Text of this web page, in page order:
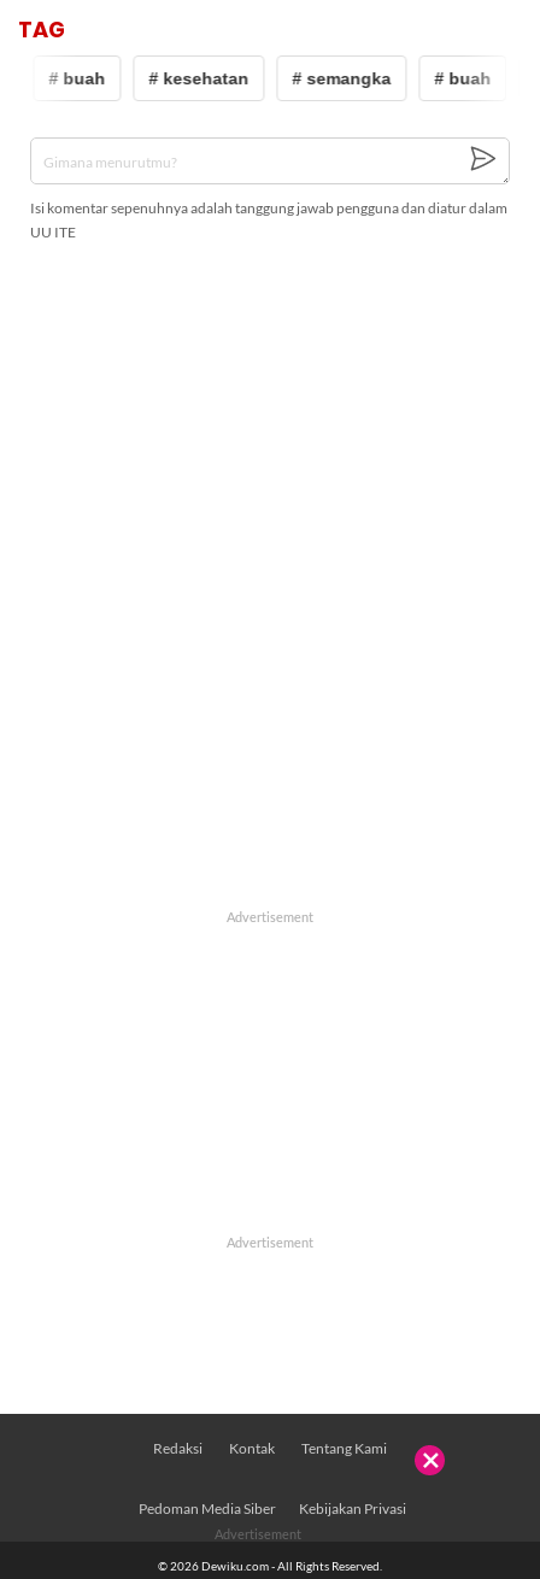
TAG
# buah # kesehatan # semangka # buah
Isi komentar sepenuhnya adalah tanggung jawab pengguna dan diatur dalam
UU ITE
Redaksi Kontak Tentang Kami
Pedoman Media Siber Kebijakan Privasi
© 2026 Dewiku.com - All Rights Reserved.
